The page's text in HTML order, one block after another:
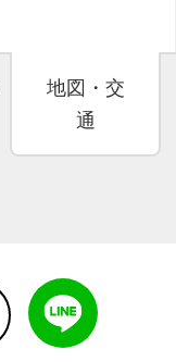
地図・交
通